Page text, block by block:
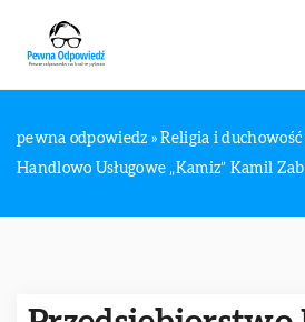
pewna odpowiedz »Religia i duchowość
Handlowo Usługowe „Kamiz” Kamil